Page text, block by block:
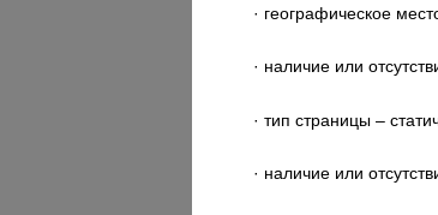
· географическое
· наличие или
· тип страницы –
· наличие или